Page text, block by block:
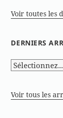
Voir toutes les
DERNIERS
Voir tous les